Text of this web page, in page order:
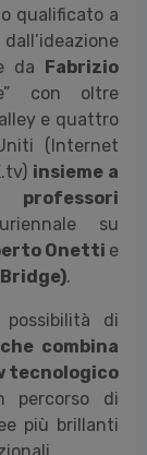
qualificato a
da Fabrizio
con oltre
e quattro
(Internet
insieme a
su
Onetti e
.
di
combina
tecnologico
percorso di
più brillanti